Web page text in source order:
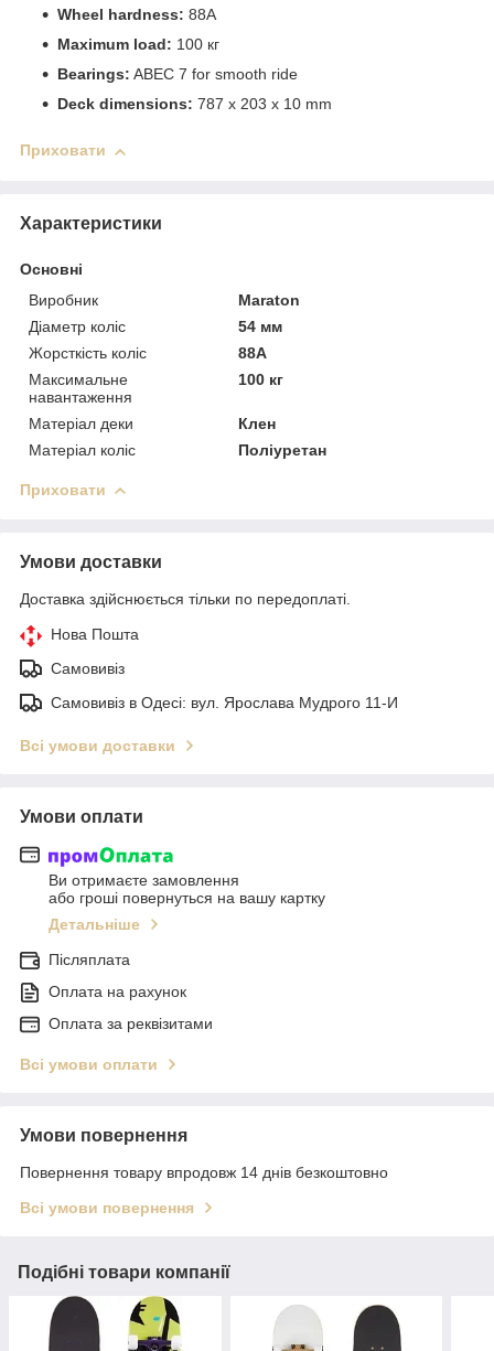
Wheel hardness: 88A
Maximum load: 100 кг
Bearings: ABEC 7 for smooth ride
Deck dimensions: 787 х 203 х 10 mm
Приховати
Характеристики
Основні
Виробник
Maraton
Діаметр коліс
54 мм
Жорсткість коліс
88А
Максимальне
навантаження
100 кг
Матеріал деки
Клен
Матеріал коліс
Поліуретан
Приховати
Умови доставки
Доставка здійснюється тільки по передоплаті.
Нова Пошта
Самовивіз
Самовивіз в Одесі: вул. Ярослава Мудрого 11-И
Всі умови доставки
Умови оплати
Ви отримаєте замовлення
або гроші повернуться на вашу картку
Детальніше
Післяплата
Оплата на рахунок
Оплата за реквізитами
Всі умови оплати
Умови повернення
Повернення товару впродовж 14 днів безкоштовно
Всі умови повернення
Подібні товари компанії